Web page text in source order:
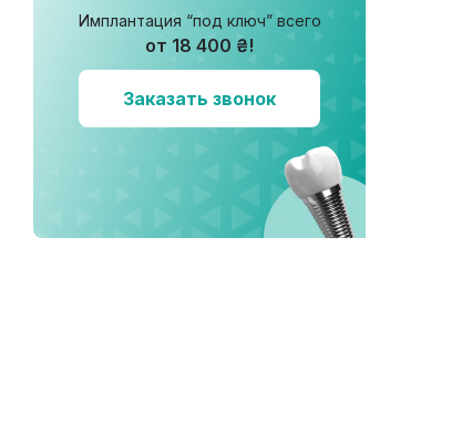
Имплантация “под ключ” всего
от 18 400 ₴!
Заказать звонок